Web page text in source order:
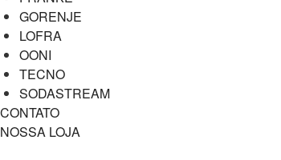
GORENJE
LOFRA
OONI
TECNO
SODASTREAM
CONTATO
NOSSA LOJA